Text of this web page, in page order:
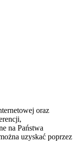
oraz
na Państwa
uzyskać poprzez